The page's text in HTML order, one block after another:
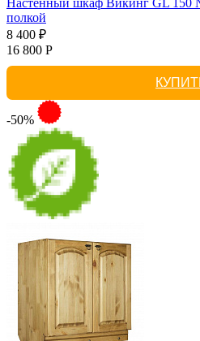
Настенный шкаф Викинг GL 150
полкой
8 400 ₽
16 800 Р
-50%